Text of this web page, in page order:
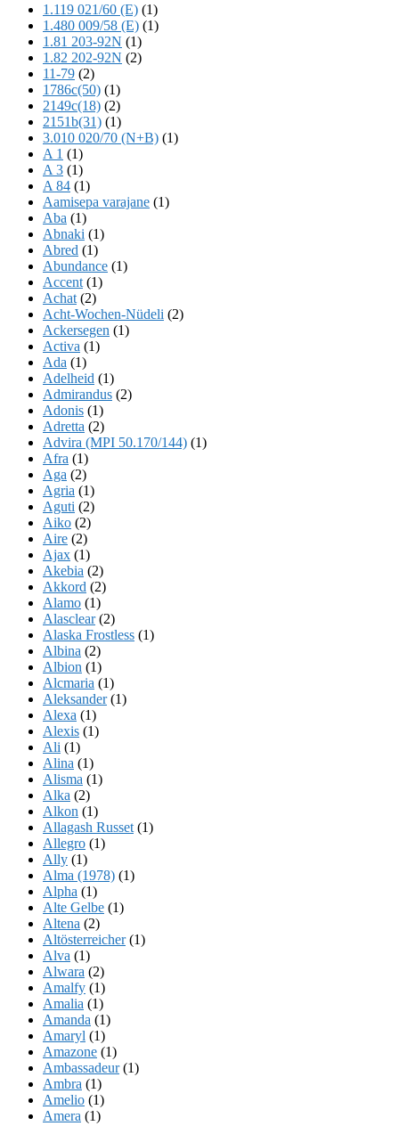
1.119 021/60 (E) (1)
1.480 009/58 (E) (1)
1.81 203-92N (1)
1.82 202-92N (2)
11-79 (2)
1786c(50) (1)
2149c(18) (2)
2151b(31) (1)
3.010 020/70 (N+B) (1)
A 1 (1)
A 3 (1)
A 84 (1)
Aamisepa varajane (1)
Aba (1)
Abnaki (1)
Abred (1)
Abundance (1)
Accent (1)
Achat (2)
Acht-Wochen-Nüdeli (2)
Ackersegen (1)
Activa (1)
Ada (1)
Adelheid (1)
Admirandus (2)
Adonis (1)
Adretta (2)
Advira (MPI 50.170/144) (1)
Afra (1)
Aga (2)
Agria (1)
Aguti (2)
Aiko (2)
Aire (2)
Ajax (1)
Akebia (2)
Akkord (2)
Alamo (1)
Alasclear(2)
Alaska Frostless (1)
Albina (2)
Albion (1)
Alcmaria (1)
Aleksander(1)
Alexa (1)
Alexis (1)
Ali (1)
Alina (1)
Alisma (1)
Alka (2)
Alkon (1)
Allagash Russet (1)
Allegro (1)
Ally (1)
Alma (1978) (1)
Alpha (1)
Alte Gelbe (1)
Altena (2)
Altösterreicher(1)
Alva (1)
Alwara (2)
Amalfy (1)
Amalia (1)
Amanda (1)
Amaryl (1)
Amazone (1)
Ambassadeur(1)
Ambra (1)
Amelio (1)
Amera (1)